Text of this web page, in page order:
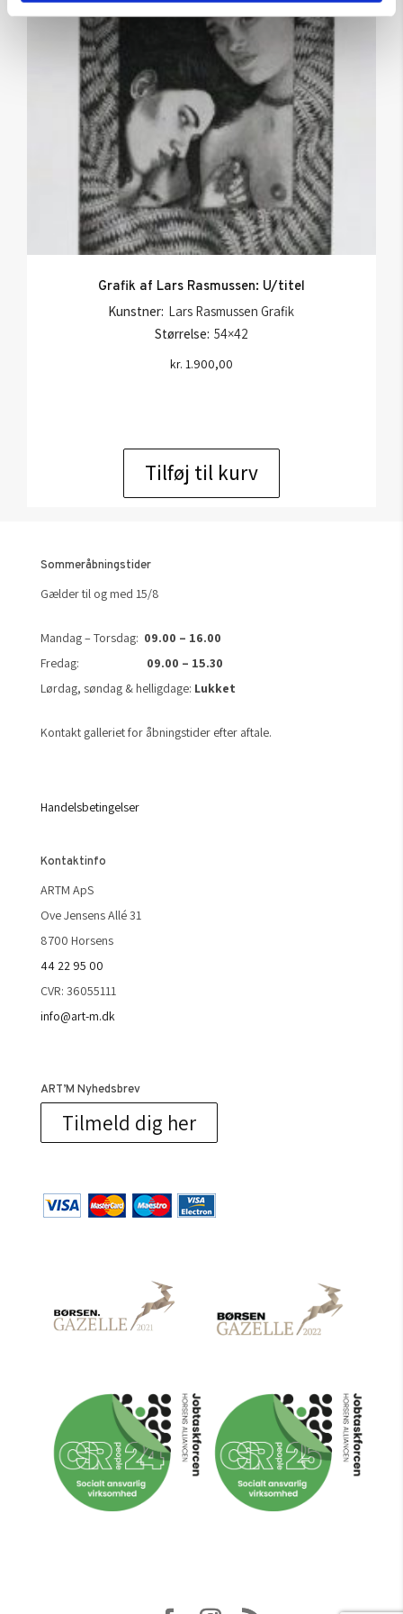
Grafik af Lars Rasmussen: U/titel
Kunstner: Lars Rasmussen Grafik
Størrelse: 54×42
kr. 1.900,00
Tilføj til kurv
Sommeråbningstider
Gælder til og med 15/8
Mandag – Torsdag: 09.00 – 16.00
Fredag: 09.00 – 15.30
Lørdag, søndag & helligdage: Lukket
Kontakt galleriet for åbningstider efter aftale.
Handelsbetingelser
Kontaktinfo
ARTM ApS
Ove Jensens Allé 31
8700 Horsens
44 22 95 00
CVR: 36055111
info@art-m.dk
ART’M Nyhedsbrev
Tilmeld dig her